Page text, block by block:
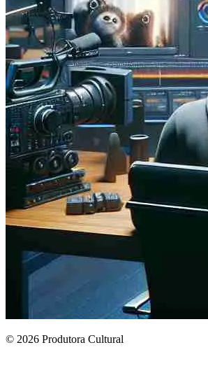
© 2026 Produtora Cultural